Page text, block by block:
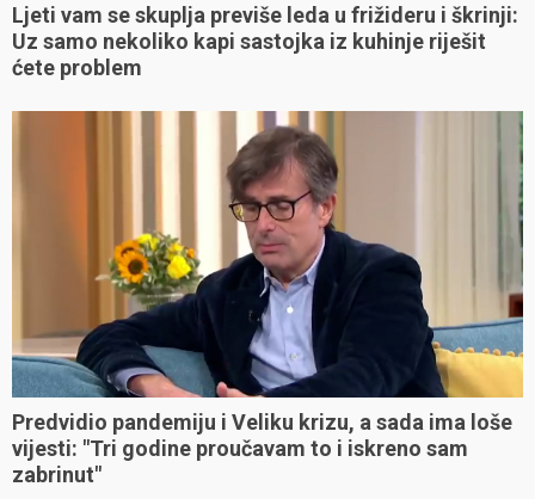
Ljeti vam se skuplja previše leda u frižideru i škrinji:
Uz samo nekoliko kapi sastojka iz kuhinje riješit
ćete problem
Predvidio pandemiju i Veliku krizu, a sada ima loše
vijesti: "Tri godine proučavam to i iskreno sam
zabrinut"